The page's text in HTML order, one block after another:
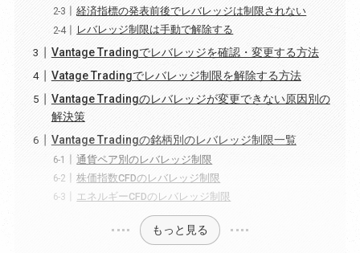
経済指標の発表前後でレバレッジは制限されない
レバレッジ制限は手動で解除する
Vantage Tradingでレバレッジを確認・変更する方法
Vatage Tradingでレバレッジ制限を解除する方法
Vantage Tradingのレバレッジが変更できない原因別の
解決策
Vantage Tradingの銘柄別のレバレッジ制限一覧
通貨ペア別のレバレッジ制限
株価指数CFDのレバレッジ制限
エネルギーCFDのレバレッジ制限
もっと見る